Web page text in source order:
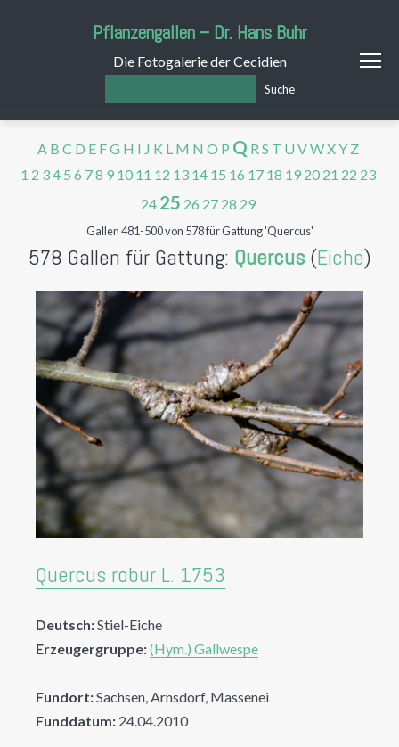
Pflanzengallen – Dr. Hans Buhr
Die Fotogalerie der Cecidien
Suche
A B C D E FG H I J K L M N O P Q R S T U VWXY Z
1 2 34 5 6 78 9 10 11 12 13 14 15 16 17 18 19 20 21 22 23
24 25 26 27 28 29
Gallen 481-500 von 578 für Gattung 'Quercus'
578 Gallen für Gattung: Quercus(Eiche)
Quercus robur L. 1753
Deutsch:Stiel-Eiche
Erzeugergruppe:(Hym.) Gallwespe
Fundort:Sachsen, Arnsdorf, Massenei
Funddatum: 24.04.2010